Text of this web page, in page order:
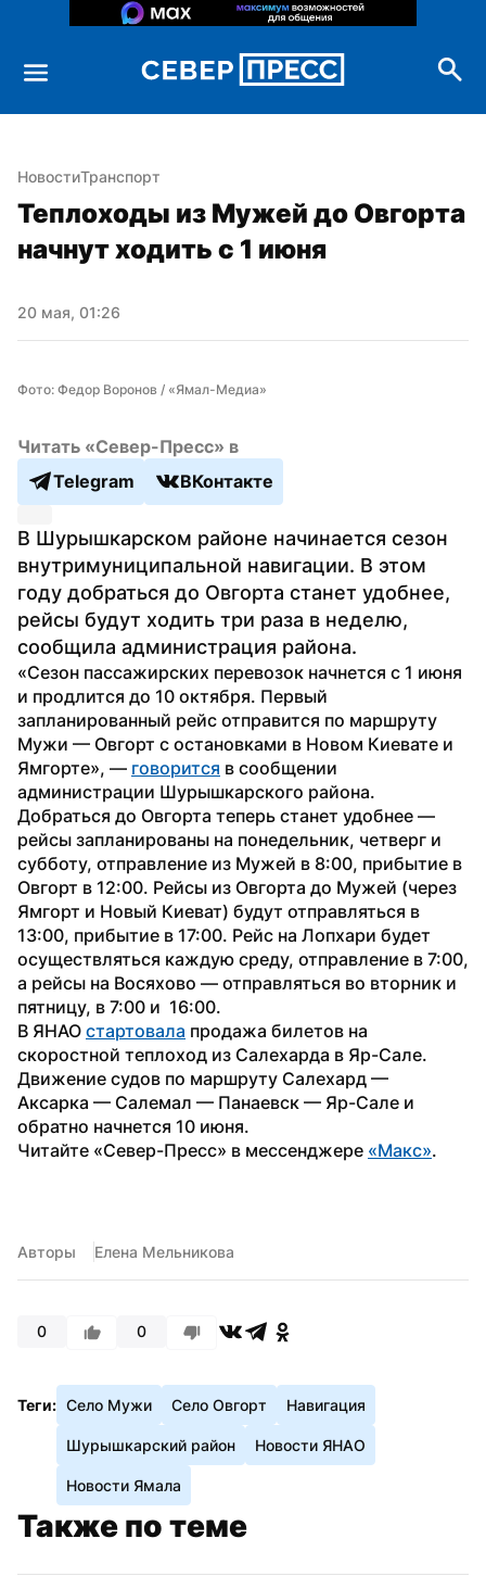
НовостиТранспорт
Теплоходы из Мужей до Овгорта
начнут ходить с 1 июня
20 мая, 01:26
Фото: Федор Воронов / «Ямал-Медиа»
Читать «Север-Пресс» в
Telegram
ВКонтакте
В Шурышкарском районе начинается сезон
внутримуниципальной навигации. В этом
году добраться до Овгорта станет удобнее,
рейсы будут ходить три раза в неделю,
сообщила администрация района.
«Сезон пассажирских перевозок начнется с 1 июня
и продлится до 10 октября. Первый
запланированный рейс отправится по маршруту
Мужи — Овгорт с остановками в Новом Киевате и
Ямгорте», — говорится в сообщении
администрации Шурышкарского района.
Добраться до Овгорта теперь станет удобнее —
рейсы запланированы на понедельник, четверг и
субботу, отправление из Мужей в 8:00, прибытие в
Овгорт в 12:00. Рейсы из Овгорта до Мужей (через
Ямгорт и Новый Киеват) будут отправляться в
13:00, прибытие в 17:00. Рейс на Лопхари будет
осуществляться каждую среду, отправление в 7:00,
а рейсы на Восяхово — отправляться во вторник и
пятницу, в 7:00 и  16:00.
В ЯНАО стартовала продажа билетов на
скоростной теплоход из Салехарда в Яр-Сале.
Движение судов по маршруту Салехард —
Аксарка — Салемал — Панаевск — Яр-Сале и
обратно начнется 10 июня.
Читайте «Север-Пресс» в мессенджере «Макс».
Авторы Елена Мельникова
0 0
Теги: Село Мужи Село Овгорт Навигация
Шурышкарский район Новости ЯНАО
Новости Ямала
Также по теме